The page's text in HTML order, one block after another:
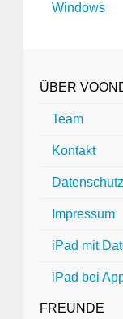
Windows
ÜBER
Team
Kontakt
Impressum
iPad mit
iPad bei
FREUNDE